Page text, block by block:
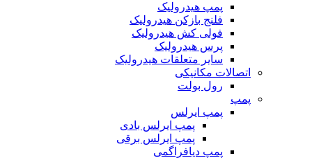
پمپ هیدرولیک
فلنج بازکن هیدرولیک
فولی کش هیدرولیک
پرس هیدرولیک
سایر متعلقات هیدرولیک
اتصالات مکانیکی
رول بولت
پمپ
پمپ ایرلس
پمپ ایرلس بادی
پمپ ایرلس برقی
پمپ دیافراگمی